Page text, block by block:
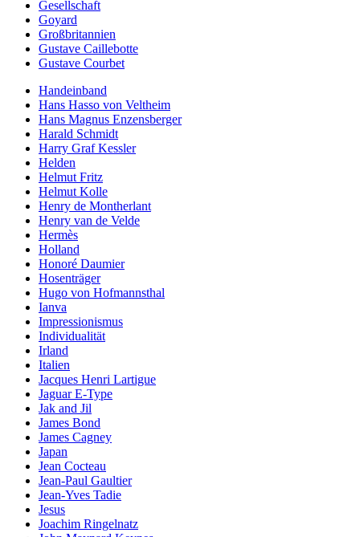
Gesellschaft
Goyard
Großbritannien
Gustave Caillebotte
Gustave Courbet
Handeinband
Hans Hasso von Veltheim
Hans Magnus Enzensberger
Harald Schmidt
Harry Graf Kessler
Helden
Helmut Fritz
Helmut Kolle
Henry de Montherlant
Henry van de Velde
Hermès
Holland
Honoré Daumier
Hosenträger
Hugo von Hofmannsthal
Ianva
Impressionismus
Individualität
Irland
Italien
Jacques Henri Lartigue
Jaguar E-Type
Jak and Jil
James Bond
James Cagney
Japan
Jean Cocteau
Jean-Paul Gaultier
Jean-Yves Tadie
Jesus
Joachim Ringelnatz